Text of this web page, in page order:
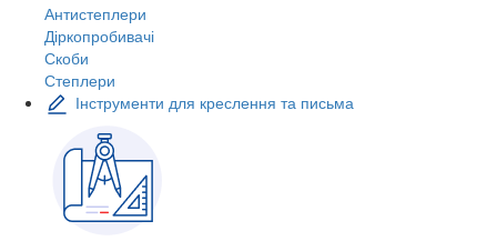
Антистеплери
Діркопробивачі
Скоби
Степлери
Інструменти для креслення та письма